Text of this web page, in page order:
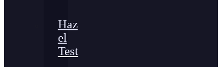
Haz
el
Test